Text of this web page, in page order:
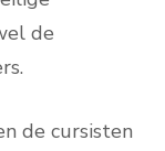
de
de cursisten